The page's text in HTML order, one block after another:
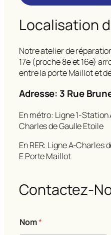
Localisation
Notre atelier de
17e (proche 8e et 16e)
entre la porte Maillot et
Adresse: 3 Rue
En métro: Ligne 1-
Charles de Gaulle Etoile
En RER: Ligne A-Charles
E Porte Maillot
Contactez-
Nom*